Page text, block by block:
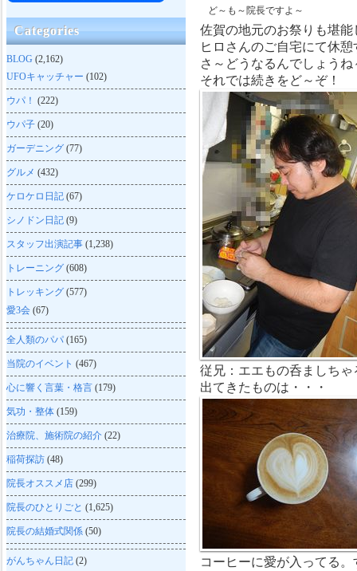
ど～も～院長ですよ～
佐賀の地元のお祭りも堪能
ヒロさんのご自宅にて休
さ～どうなるんでしょうね
それでは続きをど～ぞ！
従兄：エエもの呑ましちゃ
出てきたものは・・・
コーヒーに愛が入ってる
Categories
BLOG (2,162)
UFOキャッチャー (102)
ウパ！ (222)
ウパ子 (20)
ガーデニング (77)
グルメ (432)
ケロケロ日記 (67)
シノドン日記 (9)
スタッフ出演記事 (1,238)
トレーニング (608)
トレッキング (577)
愛3会 (67)
全人類のパパ (165)
当院のイベント (467)
心に響く言葉・格言 (179)
気功・整体 (159)
治療院、施術院の紹介 (22)
稲荷探訪 (48)
院長オススメ店 (299)
院長のひとりごと (1,625)
院長の結婚式関係 (50)
がんちゃん日記 (2)